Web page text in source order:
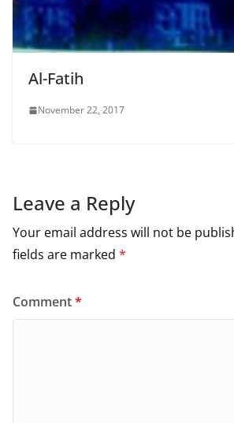
Al-Fatih
November 22, 2017
Leave a Reply
Your email address will not be
fields are marked *
Comment*